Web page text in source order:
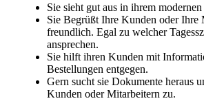
Sie sieht gut aus in ihrem
Sie Begrüßt Ihre Kunden oder Ihre
freundlich. Egal zu welcher
ansprechen.
Sie hilft ihren Kunden mit
Bestellungen entgegen.
Gern sucht sie Dokumente heraus
Kunden oder Mitarbeitern zu.